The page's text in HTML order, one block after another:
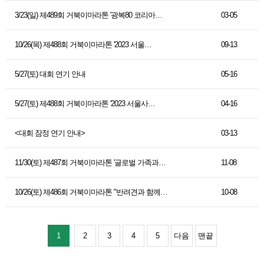
3/23(일) 제489회 거북이마라톤 '광복80 코리아… 03-05
10/26(목) 제488회 거북이마라톤 '2023 서울… 09-13
5/27(토) 대회 연기 안내 05-16
5/27(토) 제488회 거북이마라톤 '2023 서울사… 04-16
<대회 잠정 연기 안내> 03-13
11/30(토) 제487회 거북이마라톤 '글로벌 가족과… 11-08
10/26(토) 제486회 거북이마라톤 "반려견과 함께… 10-08
1 2 3 4 5 다음 맨끝